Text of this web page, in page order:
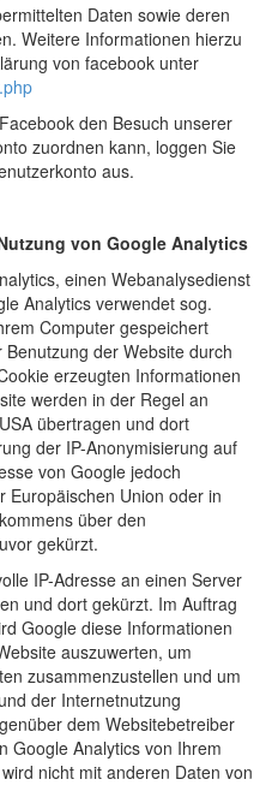
Daten sowie deren
Weitere Informationen hierzu
von facebook unter
den Besuch unserer
zuordnen kann, loggen Sie
aus.
von Google Analytics
einen Webanalysedienst
Analytics verwendet sog.
Computer gespeichert
der Website durch
erzeugten Informationen
werden in der Regel an
übertragen und dort
der IP-Anonymisierung auf
von Google jedoch
Europäischen Union oder in
über den
gekürzt.
IP-Adresse an einen Server
und dort gekürzt. Im Auftrag
Google diese Informationen
auszuwerten, um
zusammenzustellen und um
der Internetnutzung
dem Websitebetreiber
Google Analytics von Ihrem
nicht mit anderen Daten von